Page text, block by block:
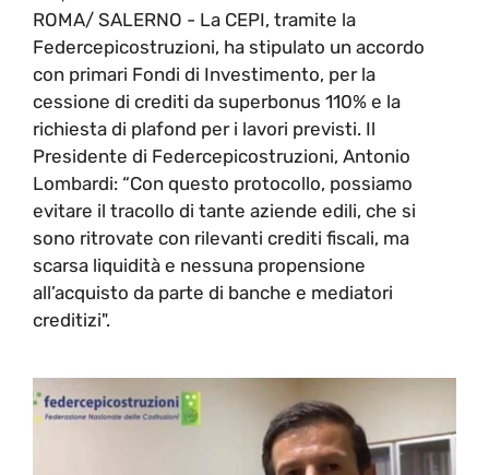
ROMA/ SALERNO - La CEPI, tramite la
Federcepicostruzioni, ha stipulato un accordo
con primari Fondi di Investimento, per la
cessione di crediti da superbonus 110% e la
richiesta di plafond per i lavori previsti. Il
Presidente di Federcepicostruzioni, Antonio
Lombardi: “Con questo protocollo, possiamo
evitare il tracollo di tante aziende edili, che si
sono ritrovate con rilevanti crediti fiscali, ma
scarsa liquidità e nessuna propensione
all’acquisto da parte di banche e mediatori
creditizi".